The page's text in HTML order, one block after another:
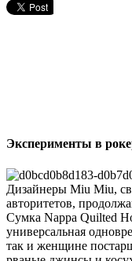
Эксперименты в
Дизайнеры Miu Miu,
авторитетов,
Сумка Nappa Quilted
универсальная
так и женщине